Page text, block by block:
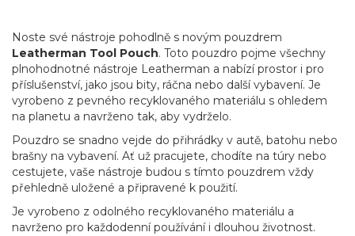
Noste své nástroje pohodlně s novým pouzdrem
Leatherman Tool Pouch. Toto pouzdro pojme všechny
plnohodnotné nástroje Leatherman a nabízí prostor i pro
příslušenství, jako jsou bity, ráčna nebo další vybavení. Je
vyrobeno z pevného recyklovaného materiálu s ohledem
na planetu a navrženo tak, aby vydrželo.
Pouzdro se snadno vejde do přihrádky v autě, batohu nebo
brašny na vybavení. Ať už pracujete, chodíte na túry nebo
cestujete, vaše nástroje budou s tímto pouzdrem vždy
přehledně uložené a připravené k použití.
Je vyrobeno z odolného recyklovaného materiálu a
navrženo pro každodenní používání i dlouhou životnost.